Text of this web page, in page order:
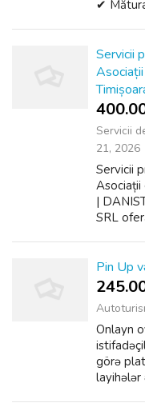
✔
Servicii
Servicii
21, 2026
Servicii
Asociații
|
SRL
Pin Up
Onlayn
görə
layihələr